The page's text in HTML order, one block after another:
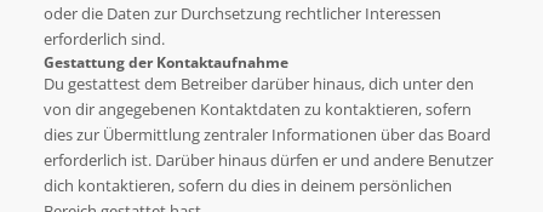
oder die Daten zur Durchsetzung rechtlicher Interessen
erforderlich sind.
Gestattung der Kontaktaufnahme
Du gestattest dem Betreiber darüber hinaus, dich unter den
von dir angegebenen Kontaktdaten zu kontaktieren, sofern
dies zur Übermittlung zentraler Informationen über das Board
erforderlich ist. Darüber hinaus dürfen er und andere Benutzer
dich kontaktieren, sofern du dies in deinem persönlichen